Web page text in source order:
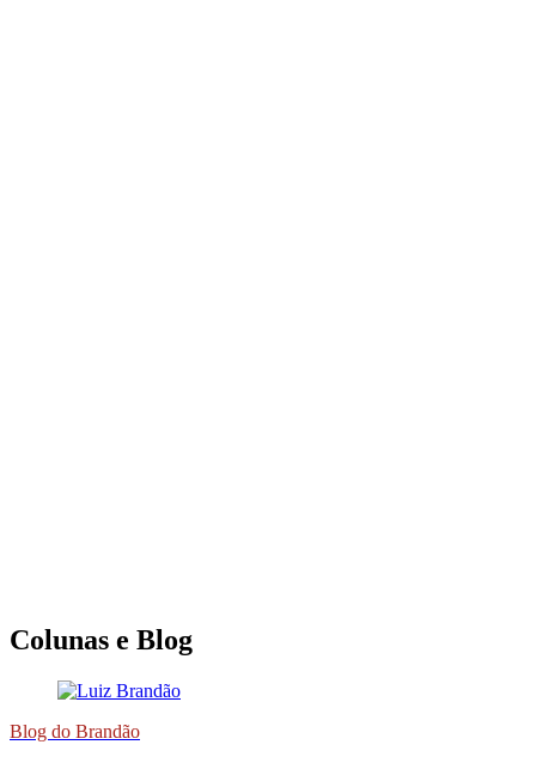
Colunas e Blog
Blog do Brandão